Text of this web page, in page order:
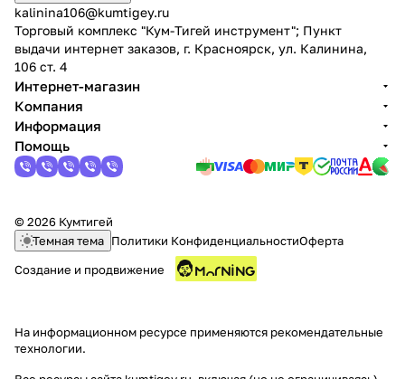
kalinina106@kumtigey.ru
Торговый комплекс "Кум-Тигей инструмент"; Пункт
выдачи интернет заказов, г. Красноярск, ул. Калинина,
106 ст. 4
Интернет-магазин
Компания
Информация
Помощь
© 2026 Кумтигей
Темная тема Политики КонфиденциальностиОферта
Создание и продвижение
На информационном ресурсе применяются рекомендательные
технологии.